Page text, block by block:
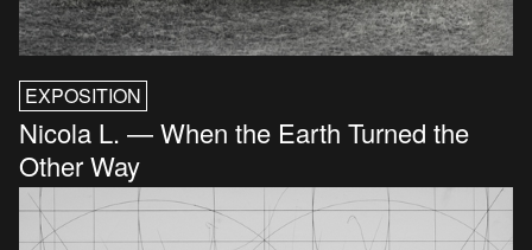
EXPOSITION
Nicola L. — When the Earth Turned the
Other Way